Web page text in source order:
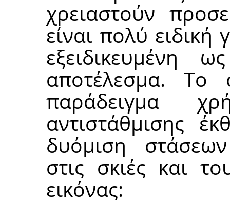
χρειαστούν
είναι πολύ ειδική
εξειδικευμένη
αποτέλεσμα. Το
παράδειγμα
αντιστάθμισης
δυόμιση
στις σκιές και
εικόνας: